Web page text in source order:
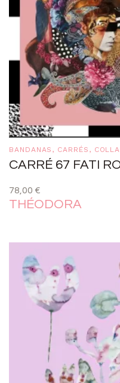
BANDANAS , CARRÉS ,
CARRÉ 67 FATI
78,00 €
THÉODORA